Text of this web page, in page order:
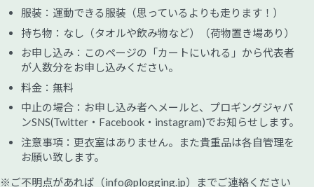
服装：運動できる服装（思っているよりも走ります！）
持ち物：なし（タオルや飲み物など）（荷物置き場あり）
お申し込み：このページの「カートにいれる」から代表者
が人数分をお申し込みください。
料金：無料
中止の場合：お申し込み者へメールと、プロギングジャパ
ンSNS(Twitter・Facebook・instagram)でお知らせします。
注意事項：更衣室はありません。また貴重品は各自管理を
お願い致します。
※ご不明点があれば（info@plogging.jp）までご連絡ください